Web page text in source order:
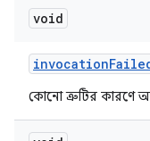
void
invocation
কোনো ত্রুটির কারণে